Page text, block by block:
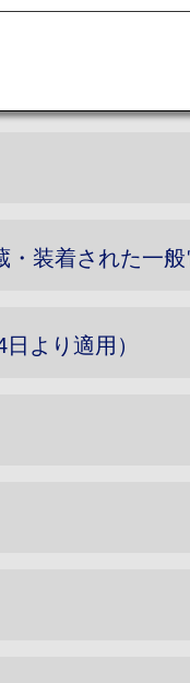
ページ）
装着された一
より適用）